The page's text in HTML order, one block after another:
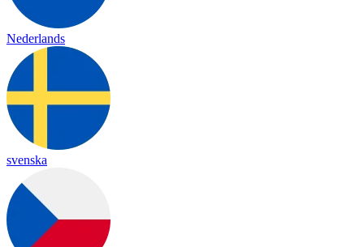
Nederlands
svenska